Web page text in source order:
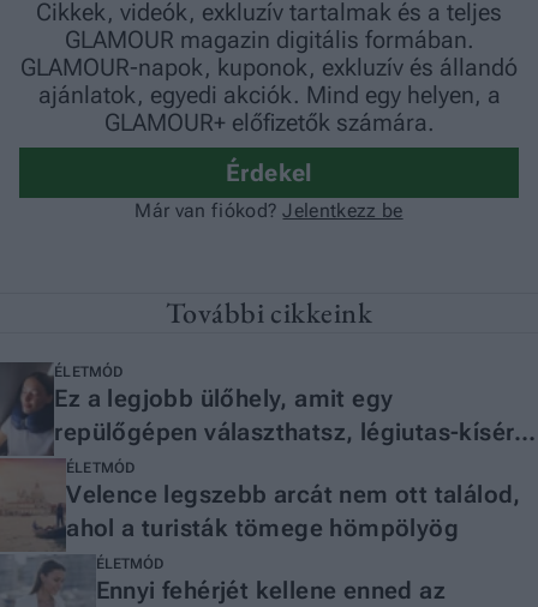
További cikkeink
ÉLETMÓD
Ez a legjobb ülőhely, amit egy
repülőgépen választhatsz, légiutas-kísérő
magyarázza el, miért
ÉLETMÓD
Velence legszebb arcát nem ott találod,
ahol a turisták tömege hömpölyög
ÉLETMÓD
Ennyi fehérjét kellene enned az